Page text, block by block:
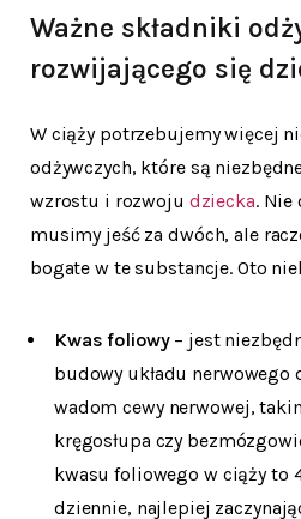
Ważne składniki
rozwijającego się
W ciąży potrzebujemy więcej
odżywczych, które są
wzrostu i rozwoju dziecka. Nie
musimy jeść za dwóch, ale
bogate w te substancje. Oto
Kwas foliowy– jest
budowy układu nerwowego
wadom cewy nerwowej,
kręgosłupa czy
kwasu foliowego w ciąży to
dziennie, najlepiej